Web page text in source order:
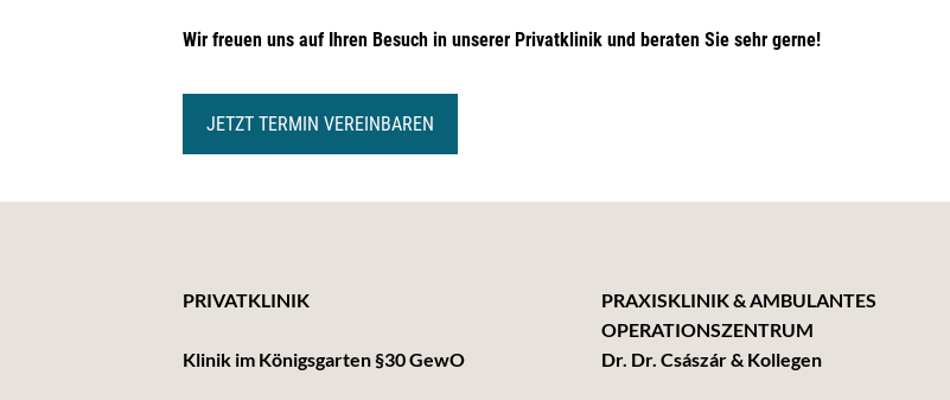
Wir freuen uns auf Ihren Besuch in unserer Privatklinik und beraten Sie sehr gerne!
JETZT TERMIN VEREINBAREN
PRIVATKLINIK
Klinik im Königsgarten §30 GewO
PRAXISKLINIK & AMBULANTES
OPERATIONSZENTRUM
Dr. Dr. Császár & Kollegen